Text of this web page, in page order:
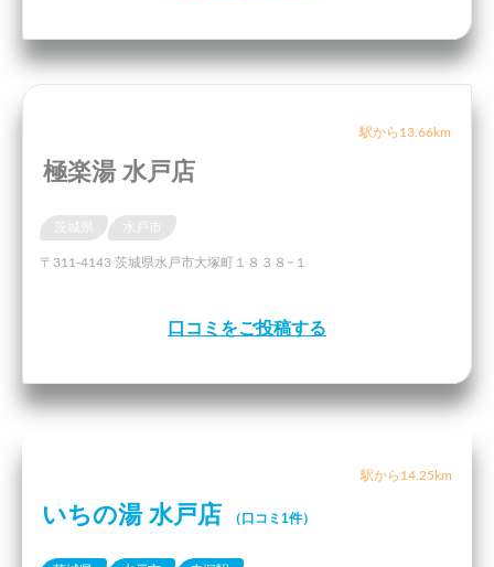
駅から13.66km
極楽湯 水戸店
〒311-4143 茨城県水戸市大塚町１８３８−１
口コミをご投稿する
駅から14.25km
いちの湯 水戸店 （口コミ1件）